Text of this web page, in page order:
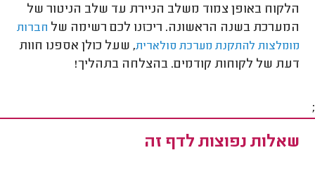
הלקוח באופן צמוד משלב הניירת עד שלב הניטור של
המערכת בשנה הראשונה. ריכזנו לכם רשימה של חברות
מומלצות להתקנת מערכת סולארית, שעל כולן אספנו חוות
דעת של לקוחות קודמים. בהצלחה בתהליך!
;
שאלות נפוצות לדף זה